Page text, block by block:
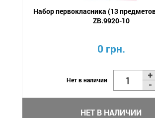
Набор первокласника (13
ZB.9920-10
0 грн.
Нет в наличии
НЕТ В НАЛИЧИИ